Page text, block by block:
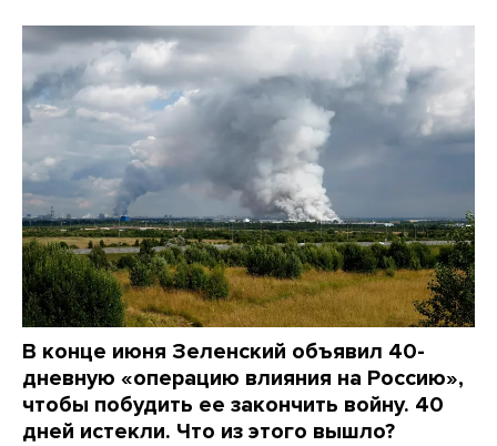
В конце июня Зеленский объявил 40-
дневную «операцию влияния на Россию»,
чтобы побудить ее закончить войну. 40
дней истекли. Что из этого вышло?